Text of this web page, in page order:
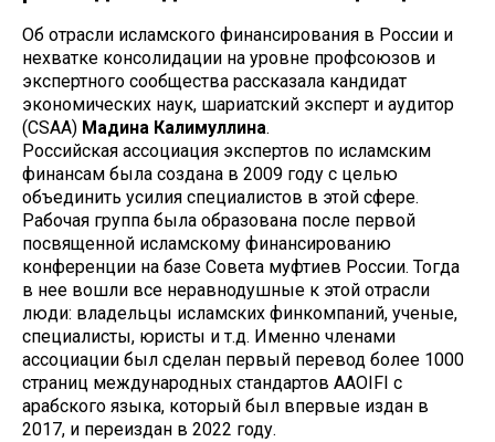
Об отрасли исламского финансирования в России и
нехватке консолидации на уровне профсоюзов и
экспертного сообщества рассказала кандидат
экономических наук, шариатский эксперт и аудитор
(CSAA) Мадина Калимуллина.
Российская ассоциация экспертов по исламским
финансам была создана в 2009 году с целью
объединить усилия специалистов в этой сфере.
Рабочая группа была образована после первой
посвященной исламскому финансированию
конференции на базе Совета муфтиев России. Тогда
в нее вошли все неравнодушные к этой отрасли
люди: владельцы исламских финкомпаний, ученые,
специалисты, юристы и т.д. Именно членами
ассоциации был сделан первый перевод более 1000
страниц международных стандартов AAOIFI с
арабского языка, который был впервые издан в
2017, и переиздан в 2022 году.